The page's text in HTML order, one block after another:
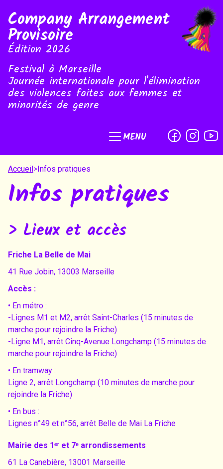
Company Arrangement
Provisoire
Édition 2026
Festival à Marseille
Journée internationale pour l'élimination
des violences faites aux femmes et
minorités de genre
MENU
Accueil>Infos pratiques
Infos pratiques
> Lieux et accès
Friche La Belle de Mai
41 Rue Jobin, 13003 Marseille
Accès :
• En métro :
-Lignes M1 et M2, arrêt Saint-Charles (15 minutes de
marche pour rejoindre la Friche)
-Ligne M1, arrêt Cinq-Avenue Longchamp (15 minutes de
marche pour rejoindre la Friche)
• En tramway :
Ligne 2, arrêt Longchamp (10 minutes de marche pour
rejoindre la Friche)
• En bus :
Lignes n°49 et n°56, arrêt Belle de Mai La Friche
Mairie des 1ᵉʳ et 7ᵉ arrondissements
61 La Canebière, 13001 Marseille